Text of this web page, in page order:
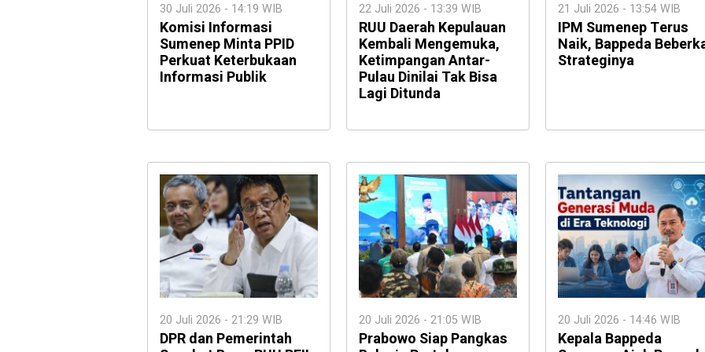
30 Juli 2026 - 14:19 WIB
Komisi Informasi
Sumenep Minta PPID
Perkuat Keterbukaan
Informasi Publik
22 Juli 2026 - 13:39 WIB
RUU Daerah Kepulauan
Kembali Mengemuka,
Ketimpangan Antar-
Pulau Dinilai Tak Bisa
Lagi Ditunda
21 Juli 2026 - 13:54 WIB
IPM Sumenep Terus
Naik, Bappeda
Strateginya
20 Juli 2026 - 21:29 WIB
DPR dan Pemerintah
20 Juli 2026 - 21:05 WIB
Prabowo Siap Pangkas
20 Juli 2026 - 14:46 WIB
Kepala Bappeda